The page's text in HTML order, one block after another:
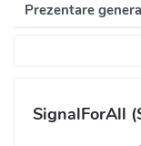
Prezentare
SignalForAll